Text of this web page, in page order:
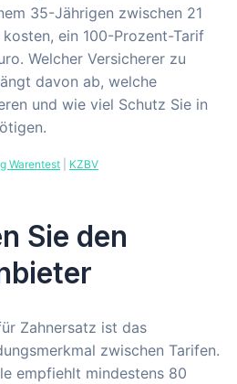
35-Jährigen zwischen 21
ein 100-Prozent-Tarif
Welcher Versicherer zu
davon ab, welche
und wie viel Schutz Sie in
Warentest KZBV
Sie den
Zahnersatz ist das
zwischen Tarifen.
empfiehlt mindestens 80